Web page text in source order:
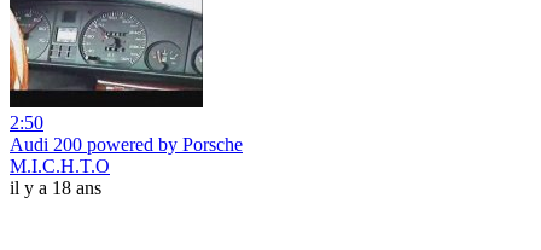
2:50
Audi 200 powered by Porsche
M.I.C.H.T.O
il y a 18 ans